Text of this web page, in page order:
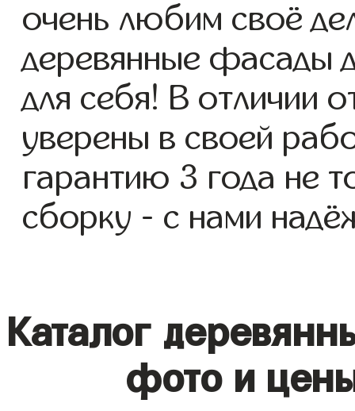
очень любим своё
деревянные фасады
для себя! В отличии
уверены в своей
гарантию 3 года не
сборку - с нами
Каталог
фото и